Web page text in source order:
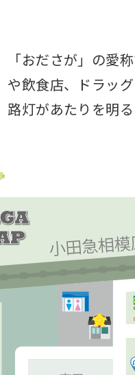
「おださが」の愛
や飲食店、ドラッ
路灯があたりを明